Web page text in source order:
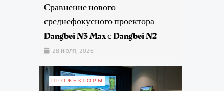
Сравнение нового
среднефокусного проектора
Dangbei N3 Max с Dangbei N2
28 июля, 2026
ПРОЖЕКТОРЫ